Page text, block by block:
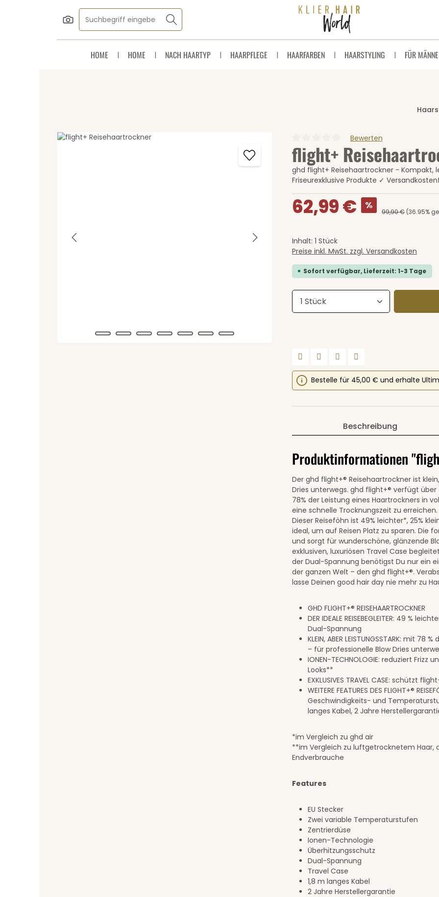
Zum Hauptinhalt springen
Zur Suche springen
Zur Hauptnavigation springen
HOME HOME NACH HAARTYP HAARPFLEGE HAARFARBEN HAARSTYLING FÜR
Bildergalerie überspringen
Durchschnittliche Bewertung von 0 von 5
Bewerten
flight+
ghd flight+ Reisehaartrockner - Kompakt,
Friseurexklusive Produkte ✓
Verkaufspreis:
62,99 € %
99,90 € (36.95%
Inhalt: 1 Stück
Preise inkl. MwSt. zzgl. Versandkosten
Sofort verfügbar, Lieferzeit: 1-3 Tage
Produkt Anzahl: Gib
Bestelle für 45,00 € und erhalte
Beschreibung
Produktinformationen
Der ghd flight+® Reisehaartrockner ist
Dries unterwegs. ghd flight+® verfügt
78% der Leistung eines Haartrockners in
eine schnelle Trocknungszeit zu erreichen.
Dieser Reiseföhn ist 49% leichter*, 25%
ideal, um auf Reisen Platz zu sparen. Die
und sorgt für wunderschöne, glänzende
exklusiven, luxuriösen Travel Case
der Dual-Spannung benötigst Du nur ein
der ganzen Welt – den ghd flight+®.
lasse Deinen good hair day nie mehr zu
GHD FLIGHT+® REISEHAARTROCKNER
DER IDEALE REISEBEGLEITER: 49 %
Dual-Spannung
KLEIN, ABER LEISTUNGSSTARK: mit
– für professionelle Blow Dries
IONEN-TECHNOLOGIE: reduziert
Looks**
EXKLUSIVES TRAVEL CASE: schützt
WEITERE FEATURES DES FLIGHT+®
Geschwindigkeits- und
langes Kabel, 2 Jahre
*im Vergleich zu ghd air
**im Vergleich zu luftgetrocknetem Haar,
Endverbrauche
Features
EU Stecker
Zwei variable Temperaturstufen
Zentrierdüse
Ionen-Technologie
Überhitzungsschutz
Dual-Spannung
Travel Case
1,8 m langes Kabel
2 Jahre Herstellergarantie